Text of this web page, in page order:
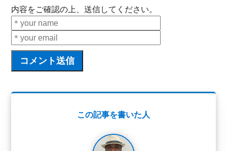
内容をご確認の上、送信してください。
この記事を書いた人